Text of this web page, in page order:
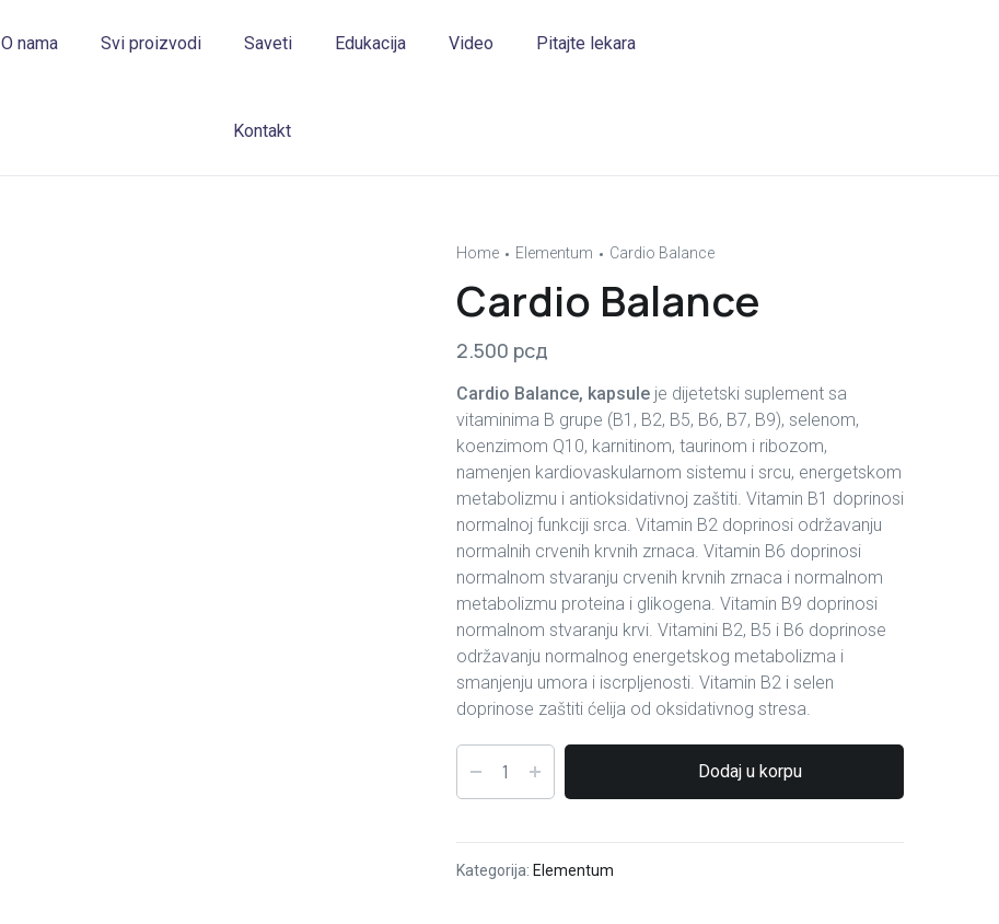
O nama Svi proizvodi Saveti Edukacija Video Pitajte lekara
Kontakt
Home Elementum Cardio Balance
Cardio Balance
2.500 рсд
Cardio Balance, kapsuleje dijetetski suplement sa
vitaminima B grupe (B1, B2, B5, B6, B7, B9), selenom,
koenzimom Q10, karnitinom, taurinom i ribozom,
namenjen kardiovaskularnom sistemu i srcu, energetskom
metabolizmu i antioksidativnoj zaštiti. Vitamin B1 doprinosi
normalnoj funkciji srca. Vitamin B2 doprinosi održavanju
normalnih crvenih krvnih zrnaca. Vitamin B6 doprinosi
normalnom stvaranju crvenih krvnih zrnaca i normalnom
metabolizmu proteina i glikogena. Vitamin B9 doprinosi
normalnom stvaranju krvi. Vitamini B2, B5 i B6 doprinose
održavanju normalnog energetskog metabolizma i
smanjenju umora i iscrpljenosti. Vitamin B2 i selen
doprinose zaštiti ćelija od oksidativnog stresa.
Dodaj u korpu
Kategorija: Elementum